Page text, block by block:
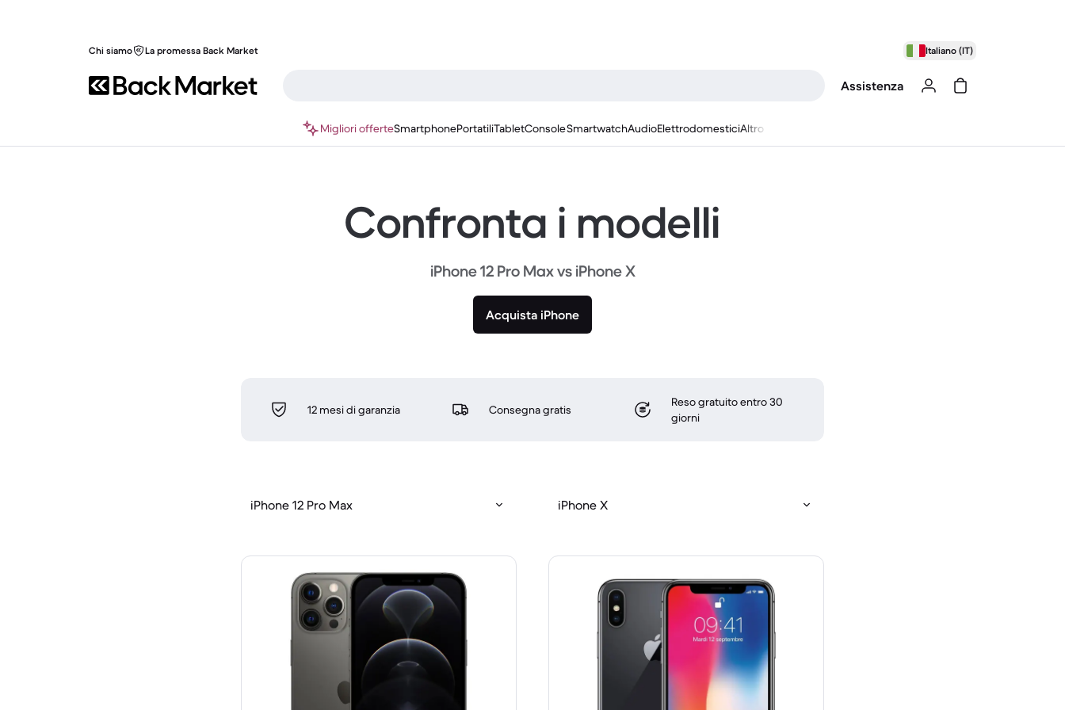
Chi siamo La promessa Back Market Italiano (IT)
Assistenza
Migliori offerteSmartphonePortatiliTabletConsoleSmartwatchAudioElettrodomesticiAltro
Confronta i modelli
iPhone 12 Pro Max vs iPhone X
Acquista iPhone
12 mesi di garanzia Consegna gratis
Reso gratuito entro 30
giorni
iPhone 12 Pro Max iPhone X